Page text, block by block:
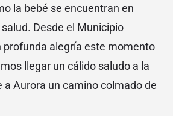
la bebé se encuentran en
Desde el Municipio
profunda alegría este momento
llegar un cálido saludo a la
Aurora un camino colmado de